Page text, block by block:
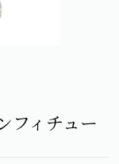
フィチュー